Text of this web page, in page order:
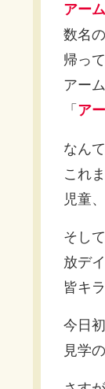
アー
数名
帰っ
アー
「 ア
なん
これ
児童
そし
放デ
皆キ
今日
見学